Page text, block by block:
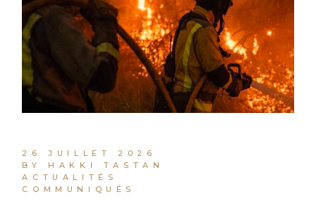
26 JUILLET 2026
BY HAKKI TASTAN
ACTUALITÉS
COMMUNIQUÉS